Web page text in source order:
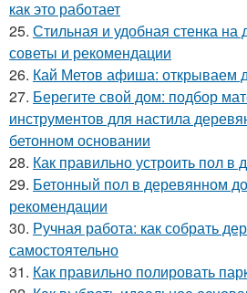
как это работает
25. Стильная и удобная стенка на
советы и рекомендации
26. Кай Метов афиша: открываем
27. Берегите свой дом: подбор
инструментов для настила
бетонном основании
28. Как правильно устроить пол
29. Бетонный пол в деревянном
рекомендации
30. Ручная работа: как собрать
самостоятельно
31. Как правильно полировать